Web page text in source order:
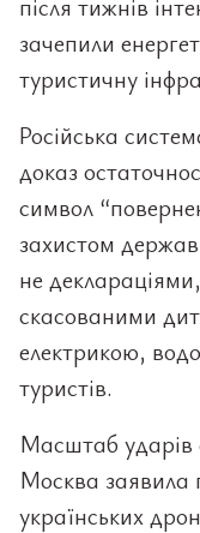
після тижнів
зачепили
туристичну
Російська
доказ
символ
захистом
не
скасованими
електрикою,
туристів.
Масштаб ударів
Москва заявила
українських